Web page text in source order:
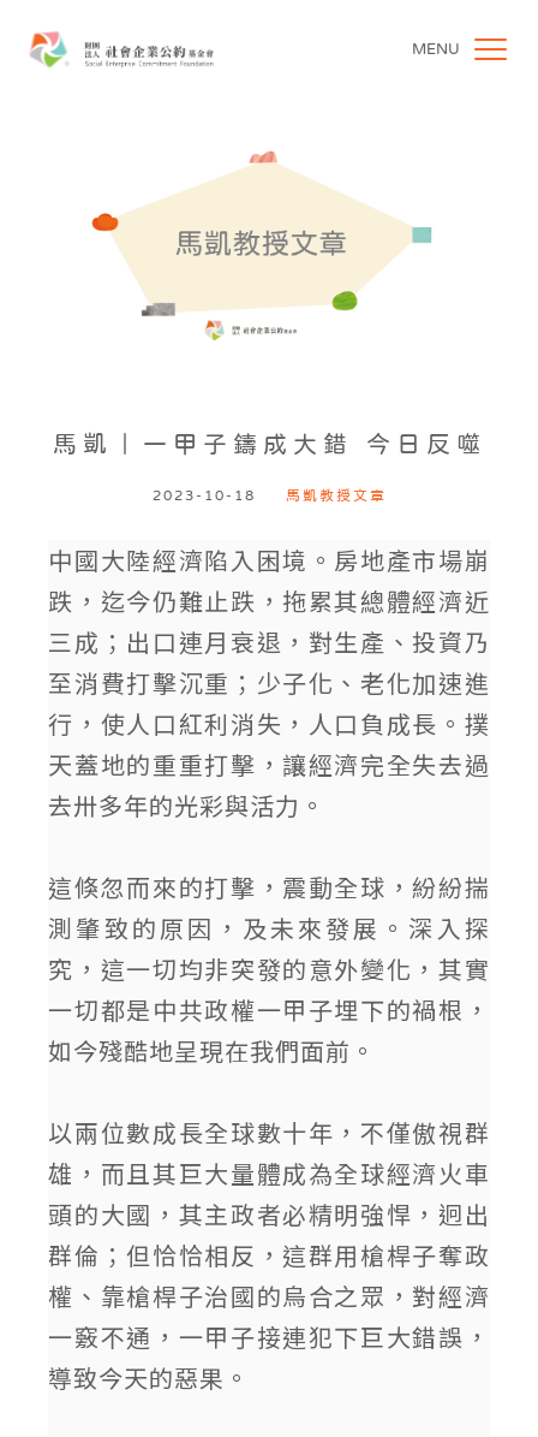
MENU
馬凱｜一甲子鑄成大錯 今日反噬
2023-10-18 馬凱教授文章
中國大陸經濟陷入困境。房地產市場崩
跌，迄今仍難止跌，拖累其總體經濟近
三成；出口連月衰退，對生產、投資乃
至消費打擊沉重；少子化、老化加速進
行，使人口紅利消失，人口負成長。撲
天蓋地的重重打擊，讓經濟完全失去過
去卅多年的光彩與活力。
這倏忽而來的打擊，震動全球，紛紛揣
測肇致的原因，及未來發展。深入探
究，這一切均非突發的意外變化，其實
一切都是中共政權一甲子埋下的禍根，
如今殘酷地呈現在我們面前。
以兩位數成長全球數十年，不僅傲視群
雄，而且其巨大量體成為全球經濟火車
頭的大國，其主政者必精明強悍，迥出
群倫；但恰恰相反，這群用槍桿子奪政
權、靠槍桿子治國的烏合之眾，對經濟
一竅不通，一甲子接連犯下巨大錯誤，
導致今天的惡果。